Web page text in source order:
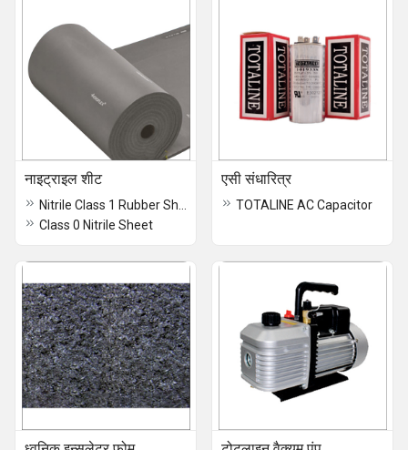
नाइट्राइल शीट
Class 0 Nitrile Sheet
एसी संधारित्र
TOTALINE AC Capacitor